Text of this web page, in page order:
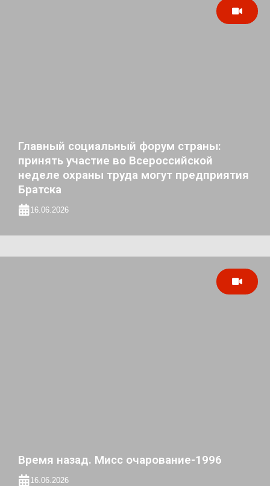
Главный социальный форум страны:
принять участие во Всероссийской
неделе охраны труда могут предприятия
Братска
16.06.2026
Время назад. Мисс очарование-1996
16.06.2026